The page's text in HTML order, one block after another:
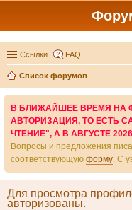
Ссылки FAQ
Список форумов
В БЛИЖАЙШЕЕ ВРЕМЯ НА
АВТОРИЗАЦИЯ, ТО ЕСТЬ
ЧТЕНИЕ", А В АВГУСТЕ
Вопросы и предложения
соответствующую форму. С
Для просмотра
авторизованы.